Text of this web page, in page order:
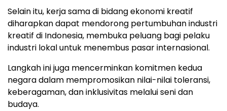
Selain itu, kerja sama di bidang ekonomi kreatif
diharapkan dapat mendorong pertumbuhan industri
kreatif di Indonesia, membuka peluang bagi pelaku
industri lokal untuk menembus pasar internasional.
Langkah ini juga mencerminkan komitmen kedua
negara dalam mempromosikan nilai-nilai toleransi,
keberagaman, dan inklusivitas melalui seni dan
budaya.